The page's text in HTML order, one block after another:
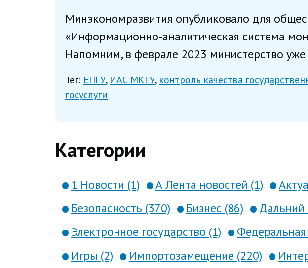
Минэкономразвития опубликовало для
«Информационно-аналитическая система
Напомним, в феврале 2023 министерство уже
Тег: ЕПГУ ИАС МКГУ контроль качества
госуслуги
Категории
1 Новости (1) А Лента новостей (1)
Безопасность (370)
Бизнес (86) Дальний
Электронное государство (1)
Игры (2)
Импортозамещение (220)